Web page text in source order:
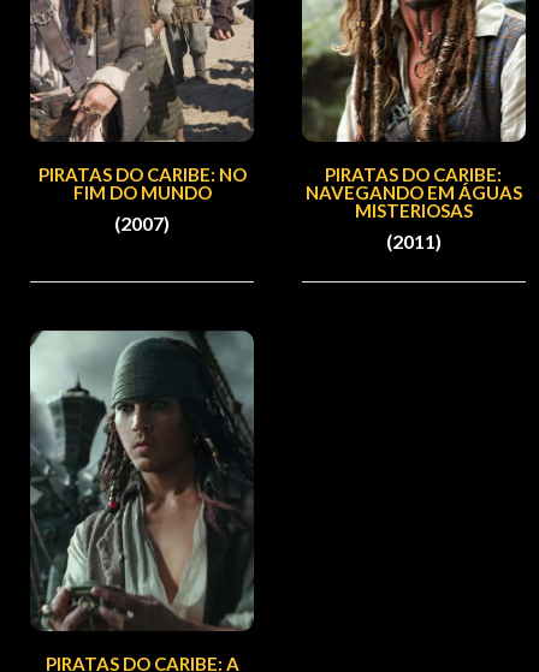
PIRATAS DO CARIBE: NO
FIM DO MUNDO
(2007)
PIRATAS DO CARIBE:
NAVEGANDO EM ÁGUAS
MISTERIOSAS
(2011)
PIRATAS DO CARIBE: A